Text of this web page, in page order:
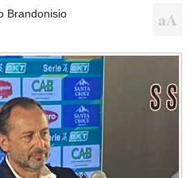
Brandonisio